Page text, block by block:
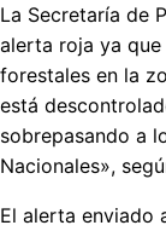
La Secretaría de
alerta roja ya
forestales en la
está
sobrepasando a
Nacionales»,
El alerta enviado